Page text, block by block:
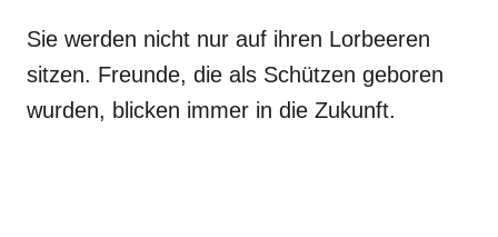
Sie werden nicht nur auf ihren Lorbeeren
sitzen. Freunde, die als Schützen geboren
wurden, blicken immer in die Zukunft.